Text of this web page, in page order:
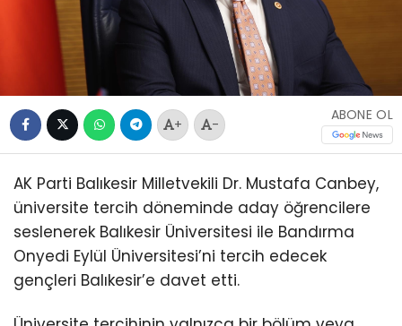
+ -
ABONE OL
AK Parti Balıkesir Milletvekili Dr. Mustafa Canbey,
üniversite tercih döneminde aday öğrencilere
seslenerek Balıkesir Üniversitesi ile Bandırma
Onyedi Eylül Üniversitesi’ni tercih edecek
gençleri Balıkesir’e davet etti.